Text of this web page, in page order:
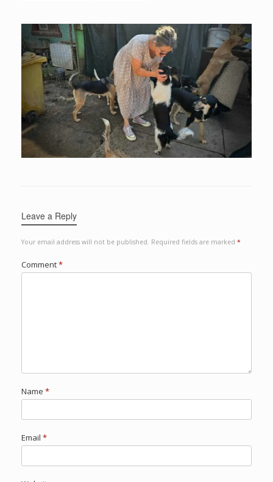
Leave a Reply
Your email address will not be published. Required fields are marked *
Comment*
Name *
Email *